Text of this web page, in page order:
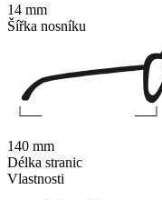
Vlastnosti
14 mm
Šířka nosníku
140 mm
Délka stranic